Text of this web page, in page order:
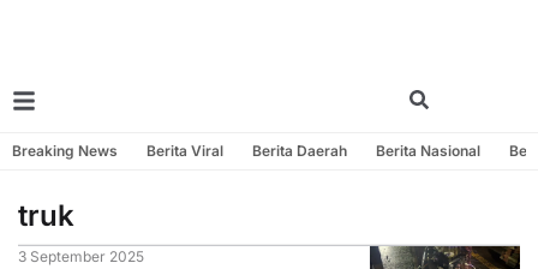
Breaking News Berita Viral Berita Daerah Berita Nasional
truk
3 September 2025